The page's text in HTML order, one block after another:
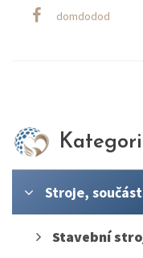
domdodod
Stroje,
Stavební